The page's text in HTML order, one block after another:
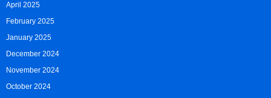
April 2025
February 2025
January 2025
December 2024
November 2024
October 2024